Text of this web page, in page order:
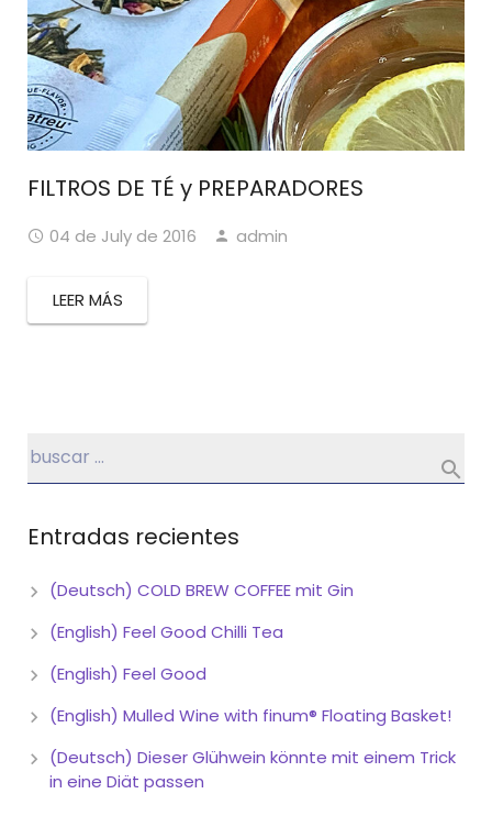
FILTROS DE TÉ y PREPARADORES
04 de July de 2016 admin
LEER MÁS
Entradas recientes
(Deutsch) COLD BREW COFFEE mit Gin
(English) Feel Good Chilli Tea
(English) Feel Good
(English) Mulled Wine with finum® Floating Basket!
(Deutsch) Dieser Glühwein könnte mit einem Trick
in eine Diät passen